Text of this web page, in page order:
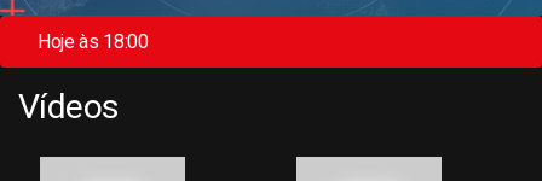
Hoje às 18:00
Vídeos